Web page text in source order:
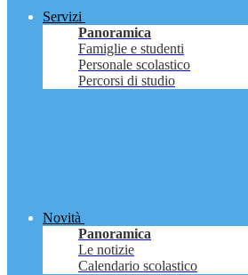
Servizi
Panoramica
Famiglie e studenti
Personale scolastico
Percorsi di studio
Novità
Panoramica
Le notizie
Calendario scolastico